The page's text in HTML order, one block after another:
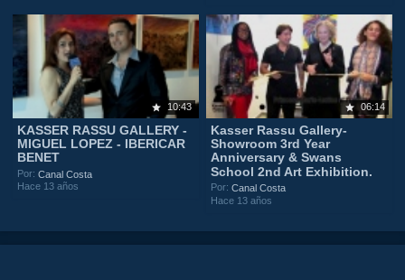
10:43
KASSER RASSU GALLERY -
MIGUEL LOPEZ - IBERICAR
BENET
Por:Canal Costa
Hace 13 años
06:14
Kasser Rassu Gallery-
Showroom 3rd Year
Anniversary & Swans
School 2nd Art Exhibition.
Por:Canal Costa
Hace 13 años